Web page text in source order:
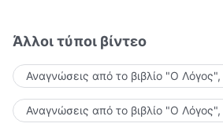
Άλλοι τύποι βίντεο
Αναγνώσεις από το βιβλίο "Ο
Αναγνώσεις από το βιβλίο "Ο